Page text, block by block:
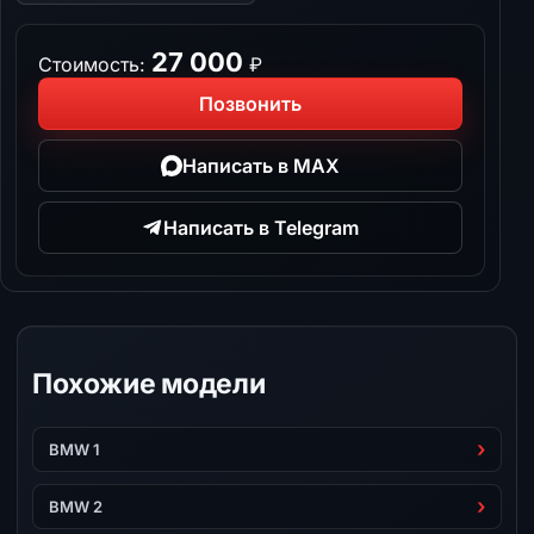
Стоимость: 27 000 ₽
Позвонить
Написать в MAX
Написать в Telegram
Похожие модели
BMW 1
BMW 2